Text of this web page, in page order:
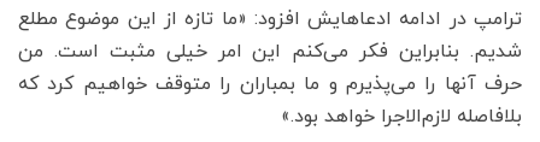
ترامپ در ادامه ادعاهایش افزود: «ما تازه از این موضوع مطلع
شدیم. بنابراین فکر می‌کنم این امر خیلی مثبت است. من
حرف آنها را می‌پذیرم و ما بمباران را متوقف خواهیم کرد که
بلافاصله لازم‌الاجرا خواهد بود.»